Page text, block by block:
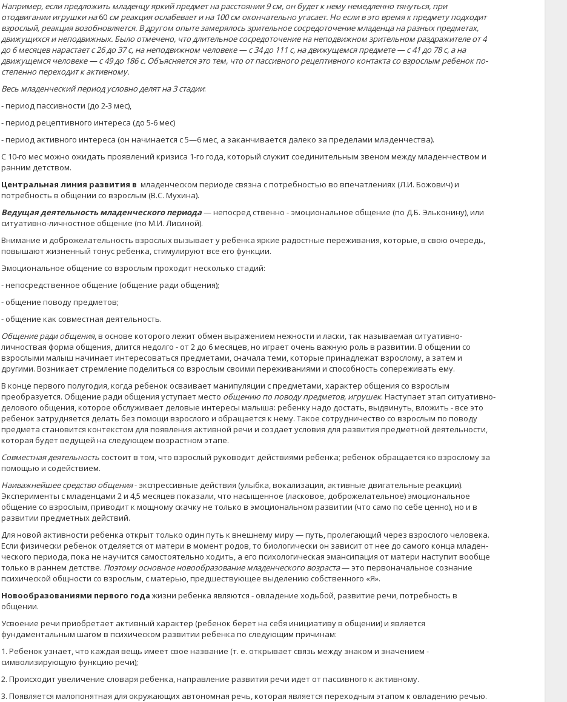
Напри­мер, если предложить младенцу яркий предмет на расстоянии 9 см, он будет к нему немедленно тянуться, при
отодвигании игрушки на60смреакция ослабевает и на 100 см окончательно угасает. Но если в это время к предмету подходит
взрослый, реакция возобновляется. В другом опыте замерялось зрительное сосредоточение младенца на разных предметах,
движущихся и неподвижных. Было отмечено, что длительное сосредоточение на неподвижном зрительном раздражителе от 4
до 6 ме­сяцев нарастает с 26 до 37 с, на неподвижном человеке — с 34 до 111 с, на движу­щемся предмете — с 41 до 78 с, а на
движущемся человеке — с 49 до 186 с. Объяс­няется это тем, что от пассивного рецептивного контакта со взрослым ребенок по­
степенно переходит к активному.
Весь младенческий период условно делят на 3 стадии:
- период пассивности (до 2-3 мес),
- период рецептивного интереса (до 5-6 мес)
- период активного интереса (он начинается с 5—6 мес, а заканчивается далеко за пределами младенчества).
С 10-го мес можно ожидать проявлений кризиса 1-го года, который служит соединительным звеном между младенчеством и
ранним детством.
Центральная линия развития в младенческом периоде связна с потребностью во впечатлениях (Л.И. Божович) и
потребность в общении со взрослым (B.C. Мухина).
Ведущая деятельность младенческого пе­риода— непосред ственно - эмоциональное общение (по Д.Б. Эльконину), или
ситуативно-личностное обще­ние (по М.И. Лисиной).
Внимание и доброжелательность взрослых вызывает у ребенка яркие радостные переживания, которые, в свою очередь,
повышают жизненный тонус ребенка, стимулируют все его функции.
Эмоциональное общение со взрослым проходит не­сколько стадий:
- непосредственное общение (общение ради общения);
- общение поводу предметов;
- общение как совместная деятельность.
Общение ради общения, в основе которого лежит обмен выра­жением нежности и ласки, так называемая ситуативно-
личноствая форма общения, длится недолго - от 2 до 6 месяцев, но играет очень важную роль в развитии. В общении со
взрослыми малыш начинает интересоваться предметами, сначала теми, которые принадлежат взрослому, а затем и
другими. Возникает стремление поделиться со взрослым своими переживаниями и способность сопереживать ему.
В конце первого полугодия, когда ребенок осваивает манипуля­ции с предметами, характер общения со взрослым
преобразуется. Об­щение ради общения уступает место общению по поводу предметов, игрушек. Наступает этап ситуативно-
делового общения, которое об­служивает деловые интересы малыша: ребенку надо достать, выдви­нуть, вложить - все это
ребенок затрудняется делать без помощи взрослого и обращается к нему. Такое сотрудничество со взрослым по поводу
предмета стано­вится контекстом для появления активной речи и создает условия для развития предметной деятельности,
которая будет ведущей на сле­дующем возрастном этапе.
Совместная деятельностьсостоит в том, что взрослый руково­дит действиями ребенка; ребенок обращается ко взрослому за
помо­щью и содействием.
Наиважнейшее средство общения- экспрессивные действия (улыбка, вокализация, активные двигательные реакции).
Эксперимен­ты с младенцами 2 и 4,5 месяцев показали, что насыщенное (ласковое, доброжелательное) эмоциональное
общение со взрослым, приводит к мощному скачку не только в эмоциональном развитии (что само по себе ценно), но и в
развитии предметных действий.
Для новой активности ребенка открыт только один путь к внешнему миру — путь, пролегающий через взрослого человека.
Если физически ребенок отделяется от матери в момент родов, то биологически он зависит от нее до самого конца младен­
ческого периода, пока не научится самостоятельно ходить, а его психологическая эмансипация от матери наступит вообще
только в раннем детстве. Поэтомуоснов­ное новообразование младенческого возраста— это первоначальное сознание
психической общности со взрослым, с матерью, предшествующее выделению соб­ственного «Я».
Новообразованиями первого года жизни ребенка являются - ов­ладение ходьбой, развитие речи, потребность в
общении.
Усвоение речи приобретает активный характер (ребенок берет на себя инициативу в общении) и является
фундаментальным шагом в психическом развитии ребенка по следующим причинам:
1. Ребенок узнает, что каждая вещь имеет свое название (т. е. от­крывает связь между знаком и значением -
символизирующую функ­цию речи);
2. Происходит увеличение словаря ребенка, направление разви­тия речи идет от пассивного к активному.
3. Появляется малопонятная для окружающих автономная речь, которая является переходным этапом к овладению речью.